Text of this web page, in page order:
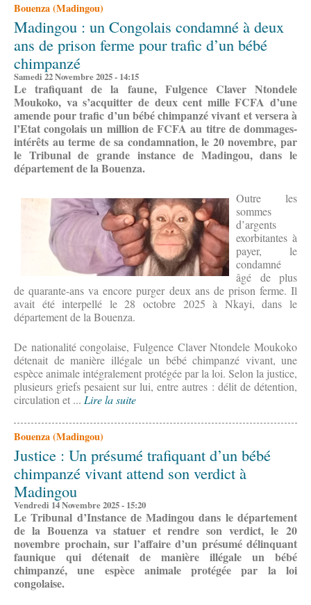
Bouenza (Madingou)
Madingou : un Congolais condamné à deux
ans de prison ferme pour trafic d’un bébé
chimpanzé
Samedi 22 Novembre 2025 - 14:15
Le trafiquant de la faune, Fulgence Claver Ntondele
Moukoko, va s’acquitter de deux cent mille FCFA d’une
amende pour trafic d’un bébé chimpanzé vivant et versera à
l’Etat congolais un million de FCFA au titre de dommages-
intérêts au terme de sa condamnation, le 20 novembre, par
le Tribunal de grande instance de Madingou, dans le
département de la Bouenza.
Outre les
sommes
d’argents
exorbitantes à
payer, le
condamné
âgé de plus
de quarante-ans va encore purger deux ans de prison ferme. Il
avait été interpellé le 28 octobre 2025 à Nkayi, dans le
département de la Bouenza.
De nationalité congolaise, Fulgence Claver Ntondele Moukoko
détenait de manière illégale un bébé chimpanzé vivant, une
espèce animale intégralement protégée par la loi. Selon la justice,
plusieurs griefs pesaient sur lui, entre autres : délit de détention,
circulation et ... Lire la suite
Bouenza (Madingou)
Justice : Un présumé trafiquant d’un bébé
chimpanzé vivant attend son verdict à
Madingou
Vendredi 14 Novembre 2025 - 15:20
Le Tribunal d’Instance de Madingou dans le département
de la Bouenza va statuer et rendre son verdict, le 20
novembre prochain, sur l’affaire d’un présumé délinquant
faunique qui détenait de manière illégale un bébé
chimpanzé, une espèce animale protégée par la loi
congolaise.